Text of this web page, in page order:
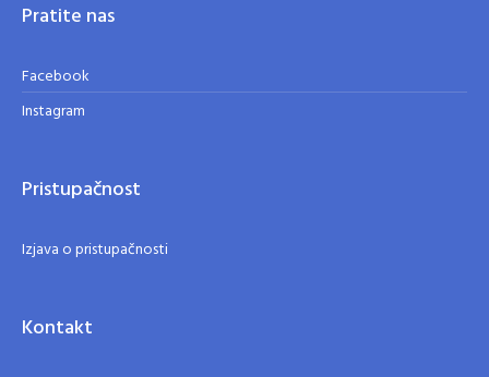
Pratite nas
Facebook
Instagram
Pristupačnost
Izjava o pristupačnosti
Kontakt